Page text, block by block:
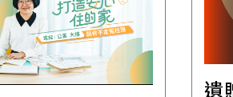
規劃直播課│